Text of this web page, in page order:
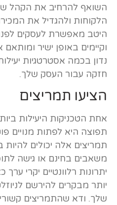
השואף להרחיב את הקהל
הלקוחות ולהגדיל את
היטב מאפשרת לעסקים
וקיימים באופן ישיר
נדון בכמה אסטרטגיות
חזקה עבור העסק שלך.
הציעו תמריצים
אחת הטכניקות היעילות
תפוצה היא לפתות מנויים
תמריצים אלה יכולים
משאבים בחינם או גישה
יתרונות רלוונטיים יקרי
יותר מבקרים להירשם
שלך. ודא שהתמריצים